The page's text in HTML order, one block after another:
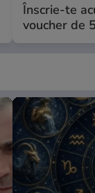
Înscrie-te
voucher de